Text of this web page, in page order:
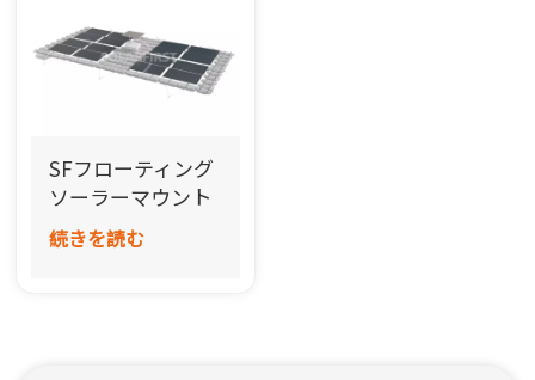
Español
Português
한국어
بالعربية
SFフローティング
ソーラーマウント
システム
（TGW03）
続きを読む